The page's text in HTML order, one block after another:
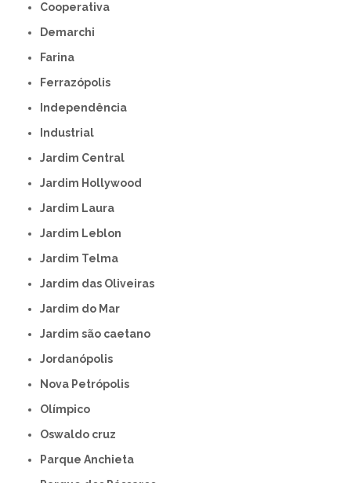
Cooperativa
Demarchi
Farina
Ferrazópolis
Independência
Industrial
Jardim Central
Jardim Hollywood
Jardim Laura
Jardim Leblon
Jardim Telma
Jardim das Oliveiras
Jardim do Mar
Jardim são caetano
Jordanópolis
Nova Petrópolis
Olímpico
Oswaldo cruz
Parque Anchieta